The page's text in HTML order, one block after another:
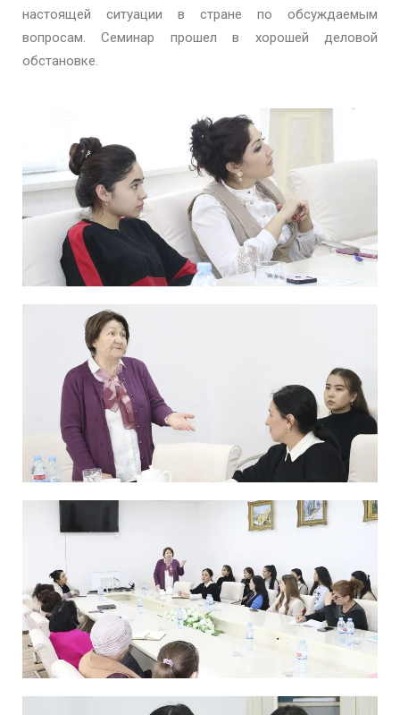
настоящей ситуации в стране по обсуждаемым
вопросам. Семинар прошел в хорошей деловой
обстановке.